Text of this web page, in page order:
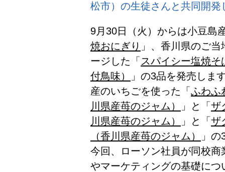
松市）の生徒さんと共同開
9月30日（火）からは小豆島
焼おにぎり 」、香川県のご
ージした「 スパイシー塩焼
付鳥味）
」の3品を発売しま
産のいちごを使った「 ふわふ
川県産苺のジャム）
」と「 ザ
川県産苺のジャム）
」と「 ザ
（香川県産苺のジャム）
」
今回、ローソン社員が同校
やマーケティングの基礎に